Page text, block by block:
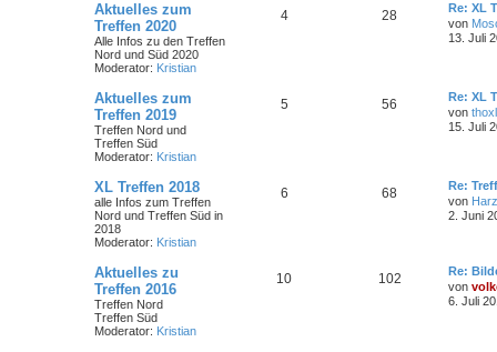
Aktuelles zum
Treffen 2020
Alle Infos zu den Treffen
Nord und Süd 2020
Moderator: Kristian
4 28
Re: XL
von
13. Juli
Aktuelles zum
Treffen 2019
Treffen Nord und
Treffen Süd
Moderator: Kristian
5 56
Re: XL
von thoxl
15. Juli
XL Treffen 2018
alle Infos zum Treffen
Nord und Treffen Süd in
2018
Moderator: Kristian
6 68
Re:
von
2. Juni
Aktuelles zu
Treffen 2016
Treffen Nord
Treffen Süd
Moderator: Kristian
10 102
Re:
von
6. Juli